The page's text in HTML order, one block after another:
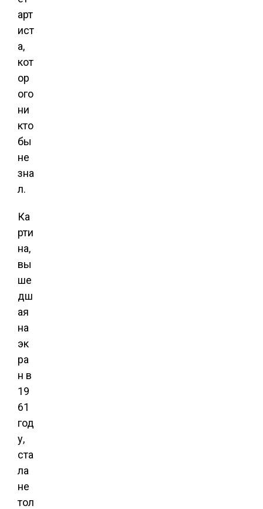
арт
ист
а,
кот
ор
ого
ни
кто
бы
не
зна
л.
Ка
рти
на,
вы
ше
дш
ая
на
эк
ра
н в
19
61
год
у,
ста
ла
не
тол